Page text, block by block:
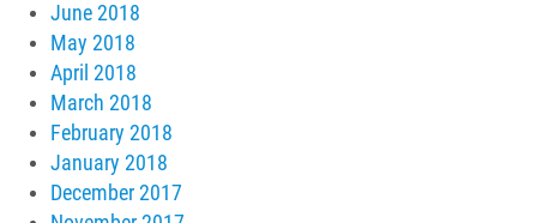
June 2018
May 2018
April 2018
March 2018
February 2018
January 2018
December 2017